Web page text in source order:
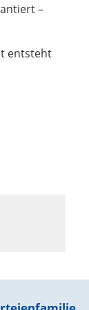
–
entsteht